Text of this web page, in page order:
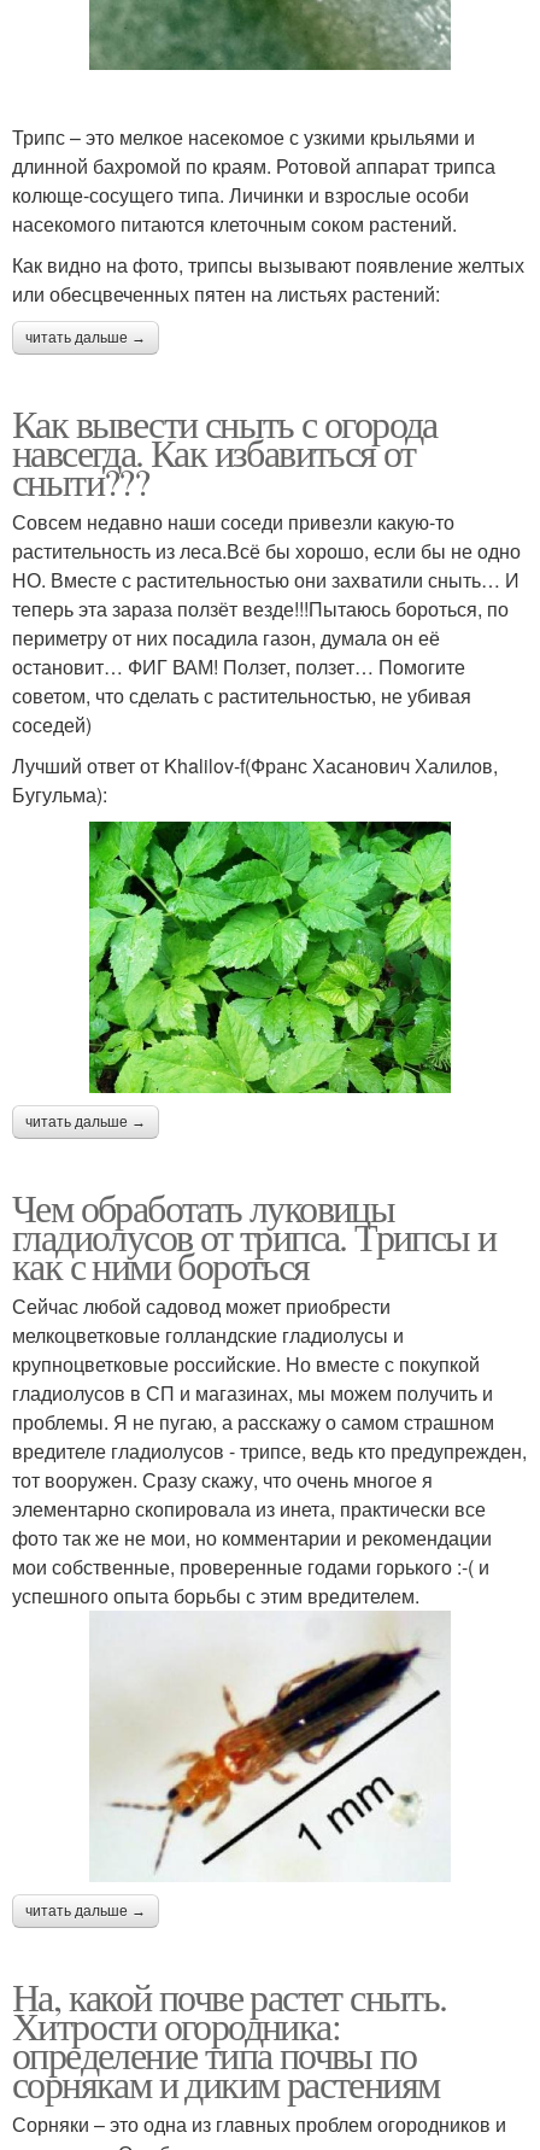
Трипс – это мелкое насекомое с узкими крыльями и
длинной бахромой по краям. Ротовой аппарат трипса
колюще-сосущего типа. Личинки и взрослые особи
насекомого питаются клеточным соком растений.
Как видно на фото, трипсы вызывают появление желтых
или обесцвеченных пятен на листьях растений:
читать дальше →
Как вывести сныть с огорода
навсегда. Как избавиться от
сныти???
Совсем недавно наши соседи привезли какую-то
растительность из леса.Всё бы хорошо, если бы не одно
НО. Вместе с растительностью они захватили сныть… И
теперь эта зараза ползёт везде!!!Пытаюсь бороться, по
периметру от них посадила газон, думала он её
остановит… ФИГ ВАМ! Ползет, ползет… Помогите
советом, что сделать с растительностью, не убивая
соседей)
Лучший ответ от Khalilov-f(Франс Хасанович Халилов,
Бугульма):
читать дальше →
Чем обработать луковицы
гладиолусов от трипса. Трипсы и
как с ними бороться
Сейчас любой садовод может приобрести
мелкоцветковые голландские гладиолусы и
крупноцветковые российские. Но вместе с покупкой
гладиолусов в СП и магазинах, мы можем получить и
проблемы. Я не пугаю, а расскажу о самом страшном
вредителе гладиолусов - трипсе, ведь кто предупрежден,
тот вооружен. Сразу скажу, что очень многое я
элементарно скопировала из инета, практически все
фото так же не мои, но комментарии и рекомендации
мои собственные, проверенные годами горького :-( и
успешного опыта борьбы с этим вредителем.
читать дальше →
На, какой почве растет сныть.
Хитрости огородника:
определение типа почвы по
сорнякам и диким растениям
Сорняки – это одна из главных проблем огородников и